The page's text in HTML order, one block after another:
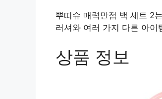
뿌띠슈 매력만점 백 세트 2
러셔와 여러 가지 다른 아
상품 정보